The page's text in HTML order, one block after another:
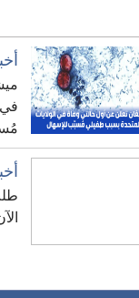
في